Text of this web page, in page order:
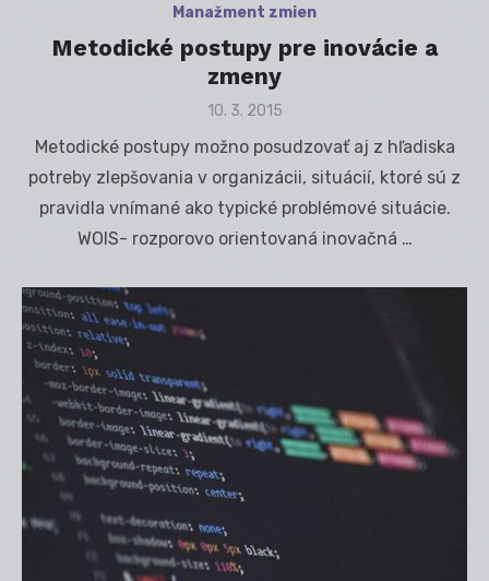
Manažment zmien
Metodické postupy pre inovácie a
zmeny
Posted
10. 3. 2015
Metodické postupy možno posudzovať aj z hľadiska
potreby zlepšovania v organizácii, situácií, ktoré sú z
pravidla vnímané ako typické problémové situácie.
WOIS- rozporovo orientovaná inovačná …